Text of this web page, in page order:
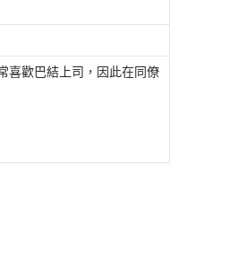
喜歡巴結上司，因此在同僚